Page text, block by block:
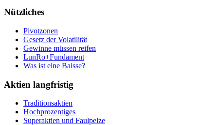
Nützliches
Pivotzonen
Gesetz der Volatilität
Gewinne müssen reifen
LunRo+Fundament
Was ist eine Baisse?
Aktien langfristig
Traditionsaktien
Hochprozentiges
Superaktien und Faulpelze